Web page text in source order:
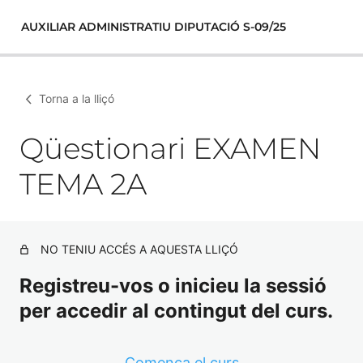
AUXILIAR ADMINISTRATIU DIPUTACIÓ S-09/25
Torna a la lliçó
Qüestionari EXAMEN
TEMA 2A
NO TENIU ACCÉS A AQUESTA LLIÇÓ
Registreu-vos o inicieu la sessió
per accedir al contingut del curs.